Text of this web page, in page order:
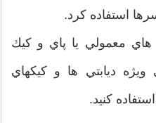
استفاده كرد.
هاي معمولي يا پاي و كيك
ديابتي ها و كيكهاي
كنيد.